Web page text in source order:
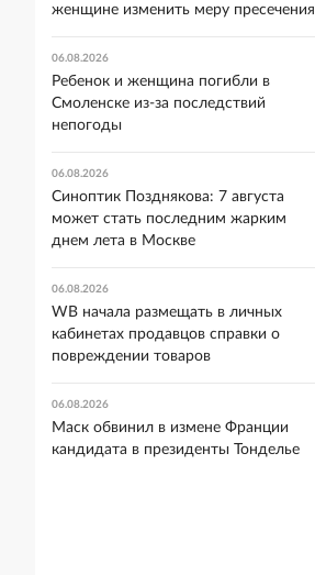
женщине изменить меру пресечения
06.08.2026
Ребенок и женщина погибли в
Смоленске из-за последствий
непогоды
06.08.2026
Синоптик Позднякова: 7 августа
может стать последним жарким
днем лета в Москве
06.08.2026
WB начала размещать в личных
кабинетах продавцов справки о
повреждении товаров
06.08.2026
Маск обвинил в измене Франции
кандидата в президенты Тонделье